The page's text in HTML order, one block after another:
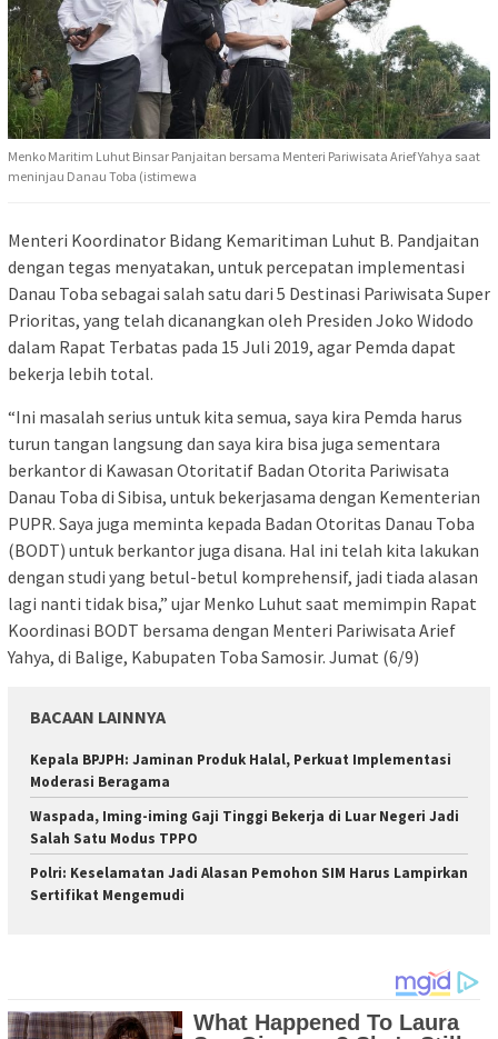
Menko Maritim Luhut Binsar Panjaitan bersama Menteri Pariwisata Arief Yahya saat
meninjau Danau Toba (istimewa
Menteri Koordinator Bidang Kemaritiman Luhut B. Pandjaitan
dengan tegas menyatakan, untuk percepatan implementasi
Danau Toba sebagai salah satu dari 5 Destinasi Pariwisata Super
Prioritas, yang telah dicanangkan oleh Presiden Joko Widodo
dalam Rapat Terbatas pada 15 Juli 2019, agar Pemda dapat
bekerja lebih total.
“Ini masalah serius untuk kita semua, saya kira Pemda harus
turun tangan langsung dan saya kira bisa juga sementara
berkantor di Kawasan Otoritatif Badan Otorita Pariwisata
Danau Toba di Sibisa, untuk bekerjasama dengan Kementerian
PUPR. Saya juga meminta kepada Badan Otoritas Danau Toba
(BODT) untuk berkantor juga disana. Hal ini telah kita lakukan
dengan studi yang betul-betul komprehensif, jadi tiada alasan
lagi nanti tidak bisa,” ujar Menko Luhut saat memimpin Rapat
Koordinasi BODT bersama dengan Menteri Pariwisata Arief
Yahya, di Balige, Kabupaten Toba Samosir. Jumat (6/9)
BACAAN LAINNYA
Kepala BPJPH: Jaminan Produk Halal, Perkuat Implementasi
Moderasi Beragama
Waspada, Iming-iming Gaji Tinggi Bekerja di Luar Negeri Jadi
Salah Satu Modus TPPO
Polri: Keselamatan Jadi Alasan Pemohon SIM Harus Lampirkan
Sertifikat Mengemudi